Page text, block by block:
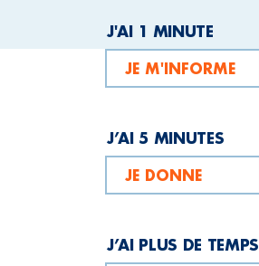
J'AI 1 MINUTE
JE M'INFORME
J’AI 5 MINUTES
JE DONNE
J’AI PLUS DE TEMPS